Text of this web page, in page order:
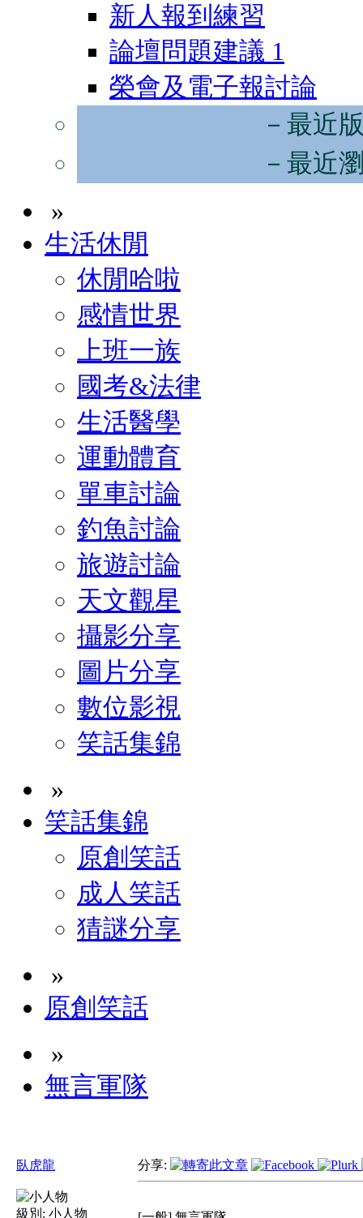
新人報到練習
論壇問題建議 1
榮會及電子報討論
－最近
－最近
»
生活休閒
休閒哈啦
感情世界
上班一族
國考&法律
生活醫學
運動體育
單車討論
釣魚討論
旅遊討論
天文觀星
攝影分享
圖片分享
數位影視
笑話集錦
»
笑話集錦
原創笑話
成人笑話
猜謎分享
»
原創笑話
»
無言軍隊
臥虎龍
級別: 小人物
分享: